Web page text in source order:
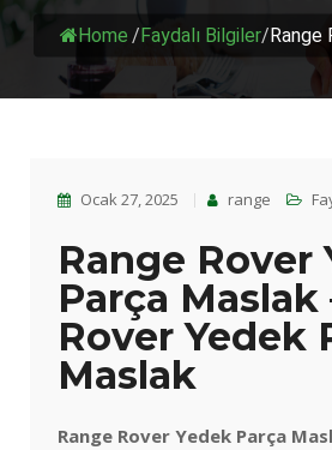
Home /Faydalı Bilgiler/Range
Ocak 27, 2025 range
Range Rover
Parça Maslak
Rover Yedek
Maslak
Range Rover Yedek Parça